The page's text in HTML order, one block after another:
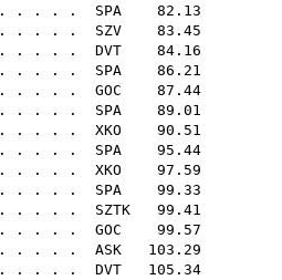
. . . . SPA 82.13
. . . . SZV 83.45
. . . . DVT 84.16
. . . . SPA 86.21
. . . . GOC 87.44
. . . . SPA 89.01
. . . . XKO 90.51
. . . . SPA 95.44
. . . . XKO 97.59
. . . . SPA 99.33
. . . . SZTK 99.41
. . . . GOC 99.57
. . . . ASK 103.29
. . . . DVT 105.34